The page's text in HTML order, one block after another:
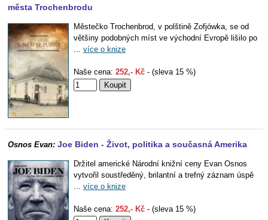
města Trochenbrodu
Městečko Trochenbrod, v polštině Zofjówka, se od
většiny podobných míst ve východní Evropě lišilo po
... více o knize
Naše cena: 252,- Kč - (sleva 15 %)
Osnos Evan: Joe Biden - Život, politika a současná Amerika
Držitel americké Národní knižní ceny Evan Osnos
vytvořil soustředěný, brilantní a trefný záznam úspě
... více o knize
Naše cena: 252,- Kč - (sleva 15 %)